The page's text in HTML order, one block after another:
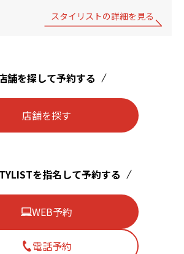
スタイリストの詳細を見る
舗を探して予約する
店舗を探す
を指名して予約する
WEB予約
電話予約